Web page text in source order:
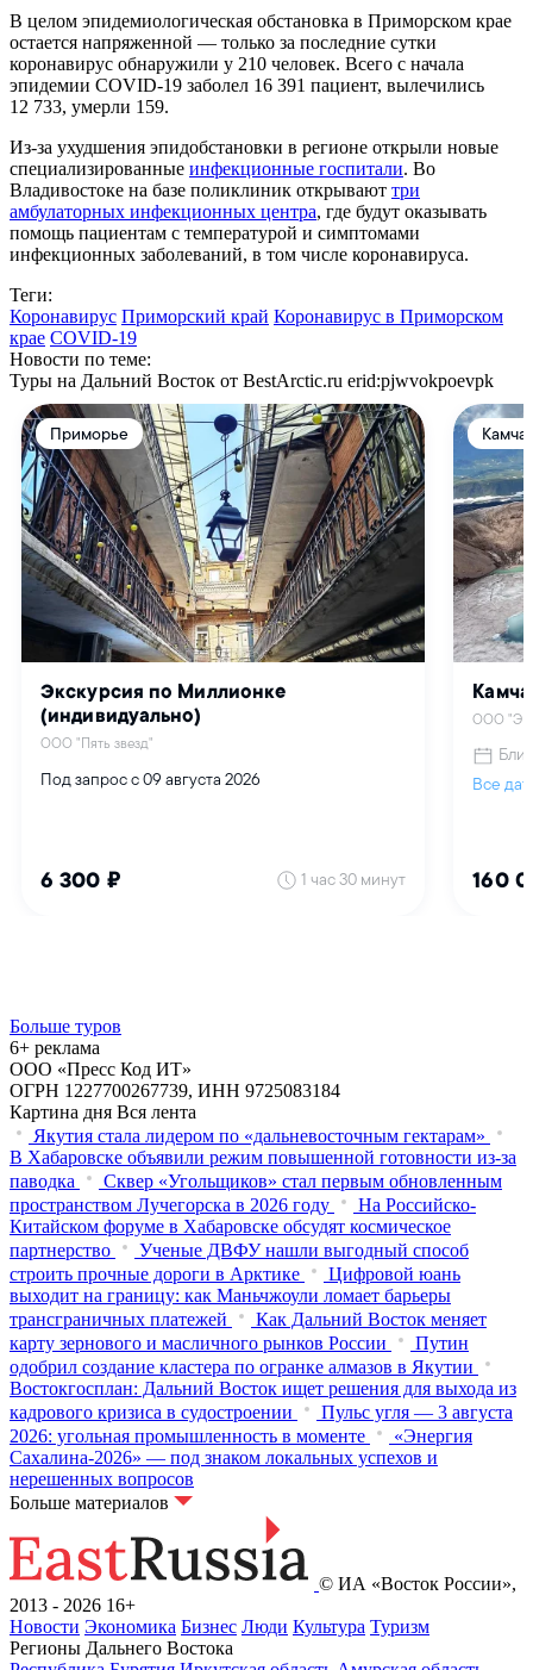
В целом эпидемиологическая обстановка в Приморском крае
остается напряженной — только за последние сутки
коронавирус обнаружили у 210 человек. Всего с начала
эпидемии COVID-19 заболел 16 391 пациент, вылечились
12 733, умерли 159.
Из-за ухудшения эпидобстановки в регионе открыли новые
специализированные инфекционные госпитали. Во
Владивостоке на базе поликлиник открывают три
амбулаторных инфекционных центра, где будут оказывать
помощь пациентам с температурой и симптомами
инфекционных заболеваний, в том числе коронавируса.
Теги:
Коронавирус Приморский край Коронавирус в Приморском
крае COVID-19
Новости по теме:
Туры на Дальний Восток от BestArctic.ru erid:pjwvokpoevpk
Больше туров
6+ реклама
ООО «Пресс Код ИТ»
ОГРН 1227700267739, ИНН 9725083184
Картина дня Вся лента
Якутия стала лидером по «дальневосточным гектарам»
В Хабаровске объявили режим повышенной готовности из‑за
паводка
Сквер «Угольщиков» стал первым обновленным
пространством Лучегорска в 2026 году
На Российско-
Китайском форуме в Хабаровске обсудят космическое
партнерство
Ученые ДВФУ нашли выгодный способ
строить прочные дороги в Арктике
Цифровой юань
выходит на границу: как Маньчжоули ломает барьеры
трансграничных платежей
Как Дальний Восток меняет
карту зернового и масличного рынков России
Путин
одобрил создание кластера по огранке алмазов в Якутии
Востокгосплан: Дальний Восток ищет решения для выхода из
кадрового кризиса в судостроении
Пульс угля — 3 августа
2026: угольная промышленность в моменте
«Энергия
Сахалина-2026» — под знаком локальных успехов и
нерешенных вопросов
Больше материалов
© ИА «Восток России»,
2013 - 2026 16+
Новости Экономика Бизнес Люди Культура Туризм
Регионы Дальнего Востока